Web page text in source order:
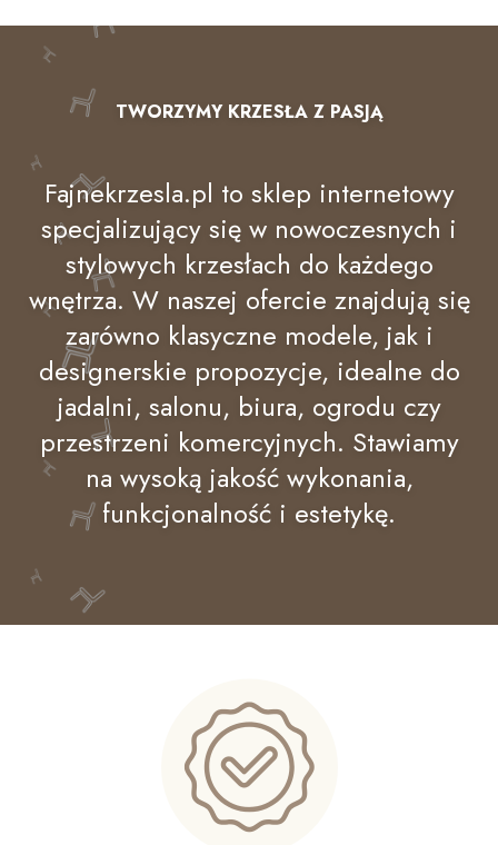
TWORZYMY KRZESŁA Z PASJĄ
Fajnekrzesla.pl to sklep internetowy
specjalizujący się w nowoczesnych i
stylowych krzesłach do każdego
wnętrza. W naszej ofercie znajdują się
zarówno klasyczne modele, jak i
designerskie propozycje, idealne do
jadalni, salonu, biura, ogrodu czy
przestrzeni komercyjnych. Stawiamy
na wysoką jakość wykonania,
funkcjonalność i estetykę.